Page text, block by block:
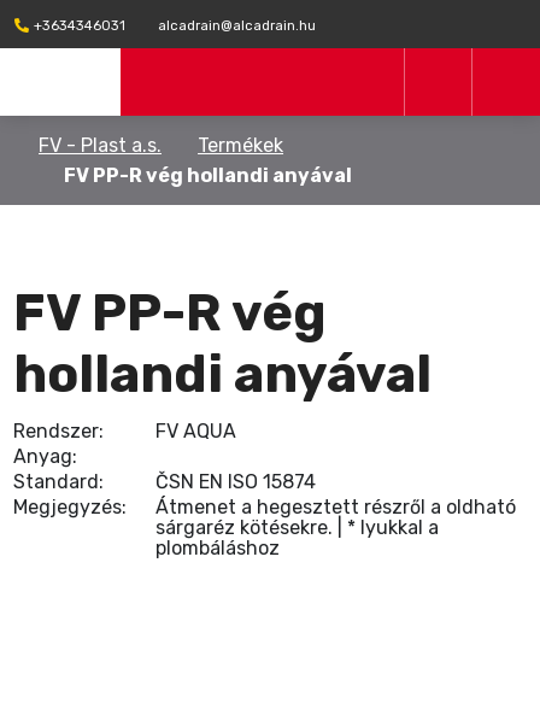
+3634346031 alcadrain@alcadrain.hu
FV - Plast a.s.
Termékek
FV PP-R vég hollandi anyával
FV PP-R vég
hollandi anyával
Rendszer:
FV AQUA
Anyag:
Standard:
ČSN EN ISO 15874
Megjegyzés:
Átmenet a hegesztett részről a oldható
sárgaréz kötésekre. | * lyukkal a
plombáláshoz